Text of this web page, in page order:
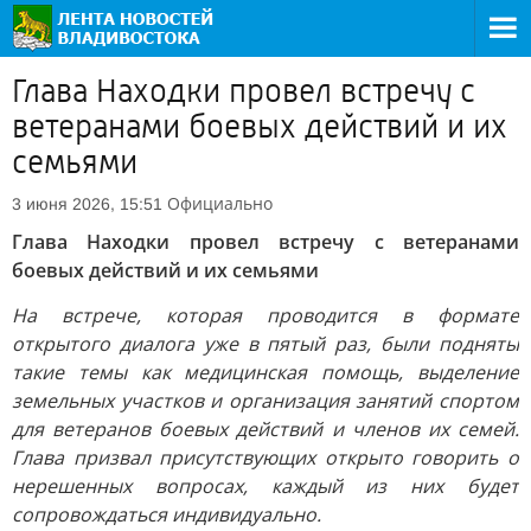
Глава Находки провел встречу с
ветеранами боевых действий и их
семьями
3 июня 2026, 15:51 Официально
Глава Находки провел встречу с ветеранами
боевых действий и их семьями
На встрече, которая проводится в формате
открытого диалога уже в пятый раз, были подняты
такие темы как медицинская помощь, выделение
земельных участков и организация занятий спортом
для ветеранов боевых действий и членов их семей.
Глава призвал присутствующих открыто говорить о
нерешенных вопросах, каждый из них будет
сопровождаться индивидуально.